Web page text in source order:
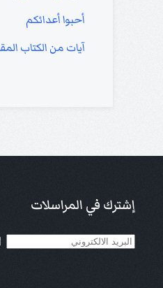
أحبوا أعدائكم
آيات من الكتاب
إشترك في المراسلات